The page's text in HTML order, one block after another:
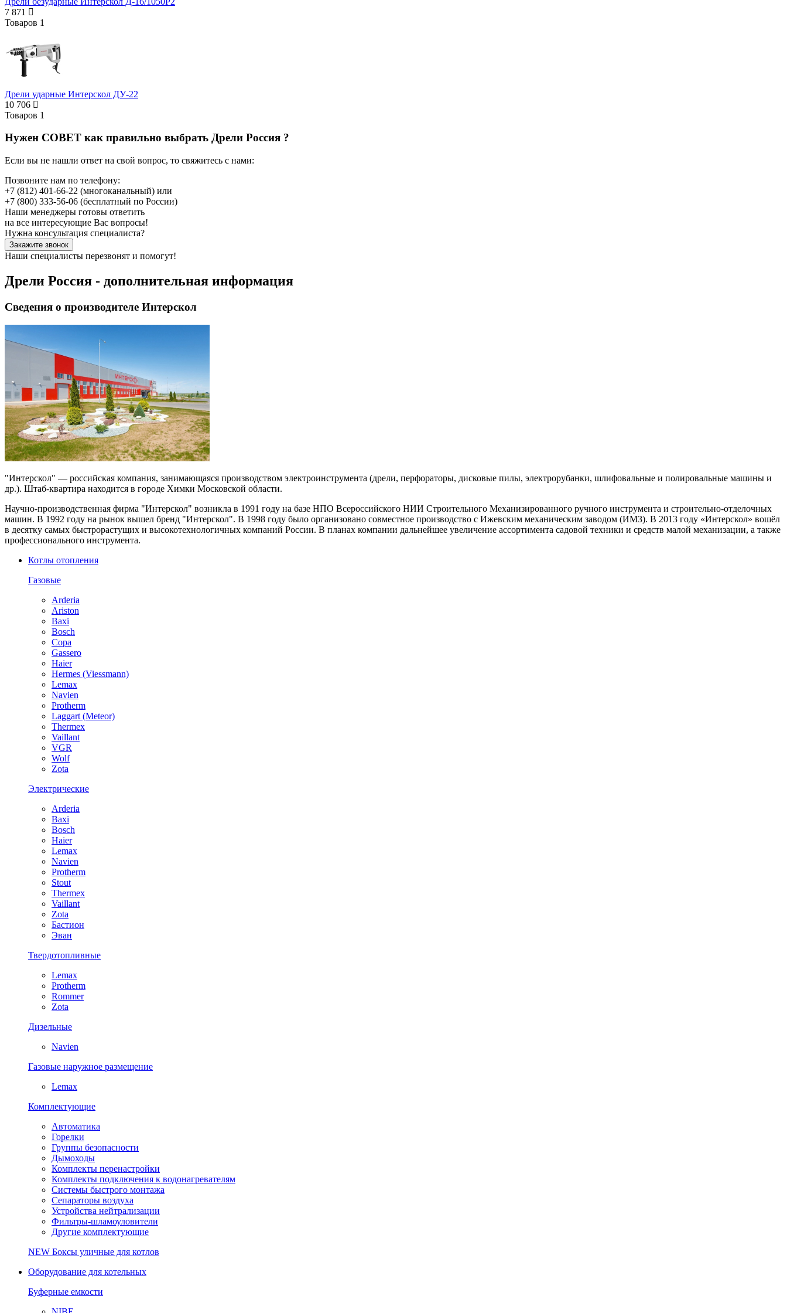
7 871
Товаров 1
Дрели ударные Интерскол ДУ-22
10 706
Товаров 1
Нужен СОВЕТ как правильно выбрать Дрели Россия ?
Если вы не нашли ответ на свой вопрос, то свяжитесь с нами:
Позвоните нам по телефону:
+7 (812) 401-66-22 (многоканальный) или
+7 (800) 333-56-06 (бесплатный по России)
Наши менеджеры готовы ответить
на все интересующие Вас вопросы!
Нужна консультация специалиста?
Закажите звонок
Наши специалисты перезвонят и помогут!
Дрели Россия - дополнительная информация
Сведения о производителе Интерскол
"Интерскол" — российская компания, занимающаяся производством электроинструмента (дрели, перфораторы, дисковые пилы, электрорубанки, шлифовальные и полировальные машины и
др.). Штаб-квартира находится в городе Химки Московской области.
Научно-производственная фирма "Интерскол" возникла в 1991 году на базе НПО Всероссийского НИИ Строительного Механизированного ручного инструмента и строительно-отделочных
машин. В 1992 году на рынок вышел бренд "Интерскол". В 1998 году было организовано совместное производство с Ижевским механическим заводом (ИМЗ). В 2013 году «Интерскол» вошёл
в десятку самых быстрорастущих и высокотехнологичных компаний России. В планах компании дальнейшее увеличение ассортимента садовой техники и средств малой механизации, а также
профессионального инструмента.
Котлы отопления
Газовые
Arderia
Ariston
Baxi
Bosch
Copa
Gassero
Haier
Hermes (Viessmann)
Lemax
Navien
Protherm
Laggart (Meteor)
Thermex
Vaillant
VGR
Wolf
Zota
Электрические
Arderia
Baxi
Bosch
Haier
Lemax
Navien
Protherm
Stout
Thermex
Vaillant
Zota
Бастион
Эван
Твердотопливные
Lemax
Protherm
Rommer
Zota
Дизельные
Navien
Газовые наружное размещение
Lemax
Комплектующие
Автоматика
Горелки
Группы безопасности
Дымоходы
Комплекты перенастройки
Комплекты подключения к водонагревателям
Системы быстрого монтажа
Сепараторы воздуха
Устройства нейтрализации
Фильтры-шламоуловители
Другие комплектующие
NEW Боксы уличные для котлов
Оборудование для котельных
Буферные емкости